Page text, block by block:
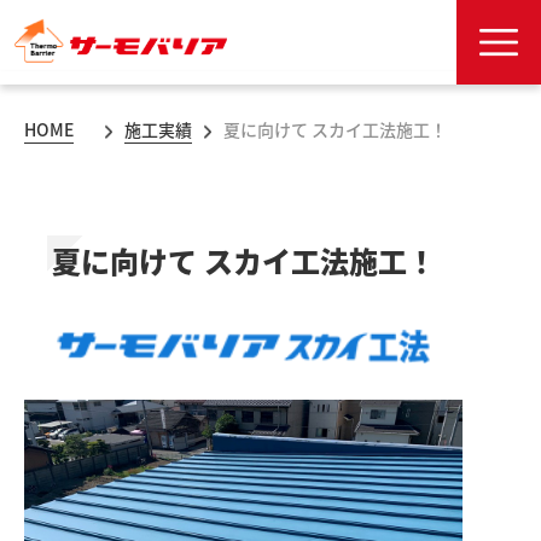
HOME 施工実績 夏に向けて スカイ工法施工！
夏に向けて スカイ工法施工！